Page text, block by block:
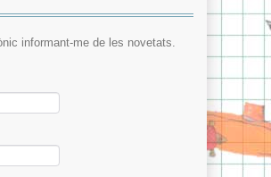
informant-me de les novetats.